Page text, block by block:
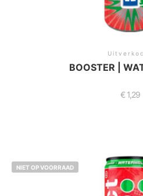
BOOSTER |
€ 1,29
NIET OP VOORRAAD